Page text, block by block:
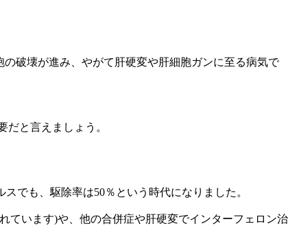
破壊が進み、やがて肝硬変や肝細胞ガンに至る病気で
と言えましょう。
でも、駆除率は50％という時代になりました。
ています)や、他の合併症や肝硬変でインターフェロン治